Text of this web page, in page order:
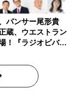
パンサー尾形貴
蔵、ウエストラン
！『ラジオビバリ